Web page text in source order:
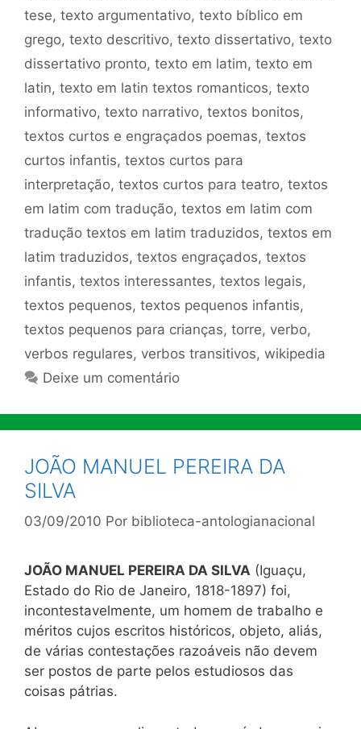
tese, texto argumentativo, texto bíblico em
grego, texto descritivo, texto dissertativo, texto
dissertativo pronto, texto em latim, texto em
latin, texto em latin textos romanticos, texto
informativo, texto narrativo, textos bonitos,
textos curtos e engraçados poemas, textos
curtos infantis, textos curtos para
interpretação, textos curtos para teatro, textos
em latim com tradução, textos em latim com
tradução textos em latim traduzidos, textos em
latim traduzidos, textos engraçados, textos
infantis, textos interessantes, textos legais,
textos pequenos, textos pequenos infantis,
textos pequenos para crianças, torre, verbo,
verbos regulares, verbos transitivos, wikipedia
Deixe um comentário
JOÃO MANUEL PEREIRA DA
SILVA
03/09/2010 Por biblioteca-antologianacional
JOÃO MANUEL PEREIRA DA SILVA (Iguaçu,
Estado do Rio de Janeiro, 1818-1897) foi,
incontestavelmente, um homem de trabalho e
méritos cujos escritos históricos, objeto, aliás,
de várias contestações razoáveis não devem
ser postos de parte pelos estudiosos das
coisas pátrias.